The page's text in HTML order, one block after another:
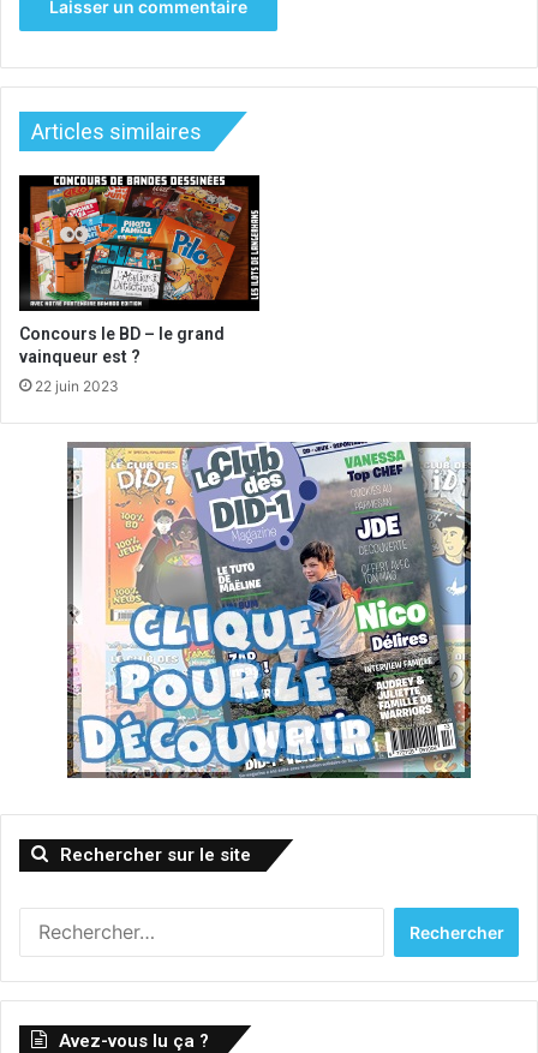
Articles similaires
Concours le BD – le grand
vainqueur est ?
22 juin 2023
Rechercher sur le site
Avez-vous lu ça ?